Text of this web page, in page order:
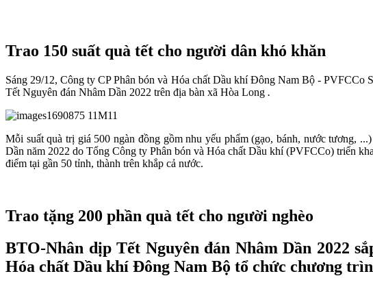
Trao 150 suất quà tết cho người dân khó khăn
Sáng 29/12, Công ty CP Phân bón và Hóa chất Dầu khí Đông Nam Bộ - PVFCCo
Tết Nguyên đán Nhâm Dần 2022 trên địa bàn xã Hòa Long .
Mỗi suất quà trị giá 500 ngàn đồng gồm nhu yếu phẩm (gạo, bánh, nước tương,
Dần năm 2022 do Tổng Công ty Phân bón và Hóa chất Dầu khí (PVFCCo) triển
điểm tại gần 50 tỉnh, thành trên khắp cả nước.
Trao tặng 200 phần quà tết cho người nghèo
BTO-Nhân dịp Tết Nguyên đán Nhâm Dần 2022
Hóa chất Dầu khí Đông Nam Bộ tổ chức chương